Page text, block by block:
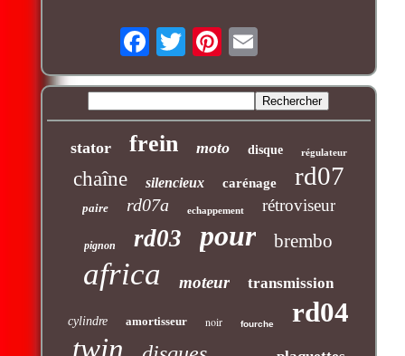
stator frein moto disque régulateur
chaîne silencieux carénage rd07
paire rd07a echappement rétroviseur
pignon rd03 pour brembo
africa moteur transmission
cylindre amortisseur noir fourche rd04
twin